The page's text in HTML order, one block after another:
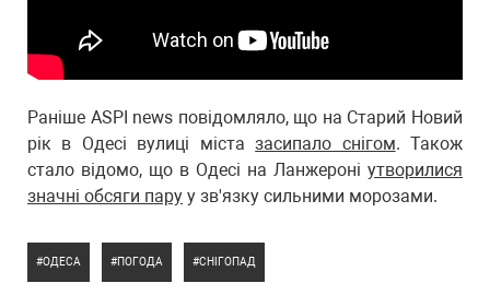
Раніше ASPI news повідомляло, що на Старий Новий
рік в Одесі вулиці містазасипало снігом. Також
стало відомо, що в Одесі на Ланжероні утворилися
значні обсяги пару у зв'язку сильними морозами.
ОДЕСА ПОГОДА СНІГОПАД